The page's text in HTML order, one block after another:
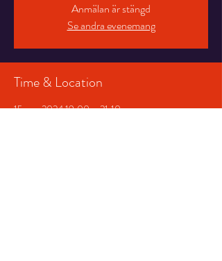
Anmälan är stängd
Se andra evenemang
Time & Location
15 apr. 2024 19:00 – 21:10